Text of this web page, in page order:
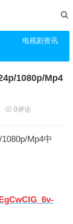
电视剧资讯
1080p/Mp4
0评论
Mp4中